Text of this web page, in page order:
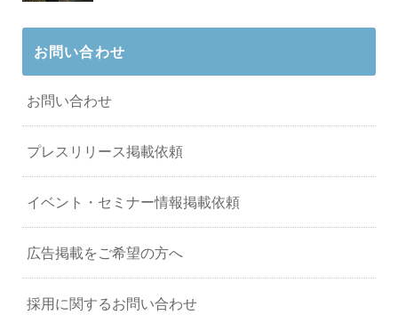
お問い合わせ
お問い合わせ
プレスリリース掲載依頼
イベント・セミナー情報掲載依頼
広告掲載をご希望の方へ
採用に関するお問い合わせ